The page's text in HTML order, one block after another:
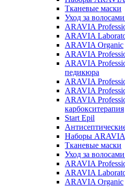
Тканевые маски
Уход за
ARAVIA
ARAVIA
ARAVIA Organic
ARAVIA
ARAVIA
педикюра
ARAVIA
ARAVIA
ARAVIA
карбокситерапия
Start Epil
Наборы ARAVIA
Тканевые маски
Уход за
ARAVIA
ARAVIA
ARAVIA Organic